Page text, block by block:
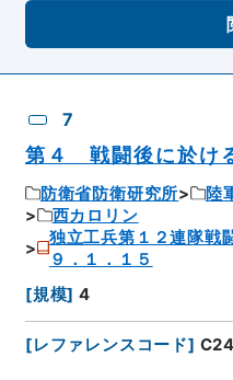
7
第４ 戦闘後に於け
防衛省防衛研究所 陸
西カロリン
独立工兵第１２連隊戦
９．１．１５
[規模] 4
[レファレンスコード]